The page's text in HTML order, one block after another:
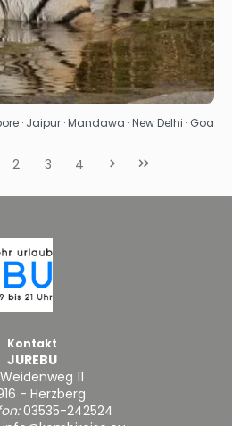
Zobacz
· Jaipur · Mandawa · New Delhi · Goa
2 3 4
Kontakt
JUREBU
Weidenweg 11
- Herzberg
03535-242524